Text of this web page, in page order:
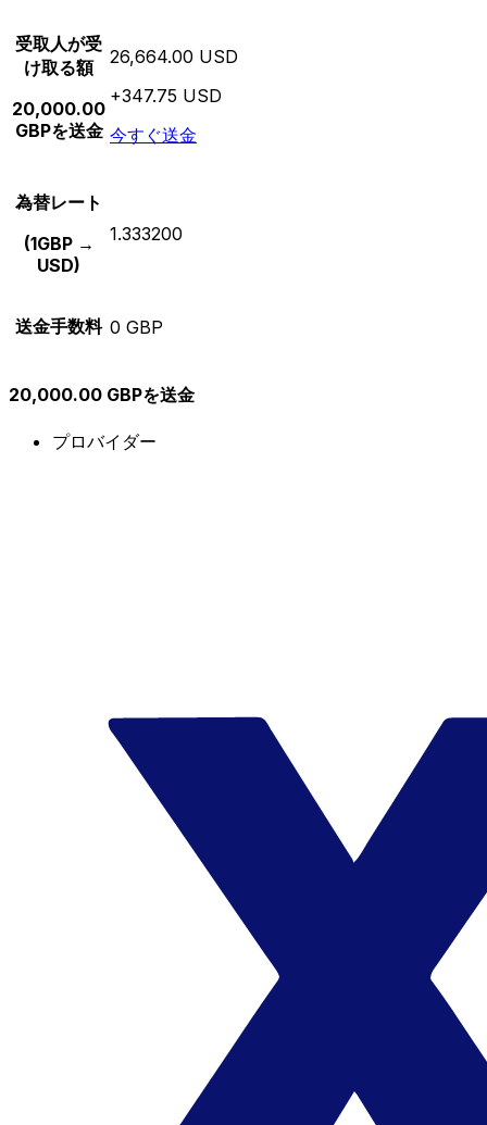
受取人が受
け取る額
20,000.00
GBPを送金
26,664.00 USD
+347.75 USD
今すぐ送金
為替レート
(1GBP →
USD)
1.333200
送金手数料 0 GBP
20,000.00 GBPを送金
プロバイダー